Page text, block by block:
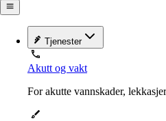
Tjenester
Akutt og vakt
For akutte vannskader,